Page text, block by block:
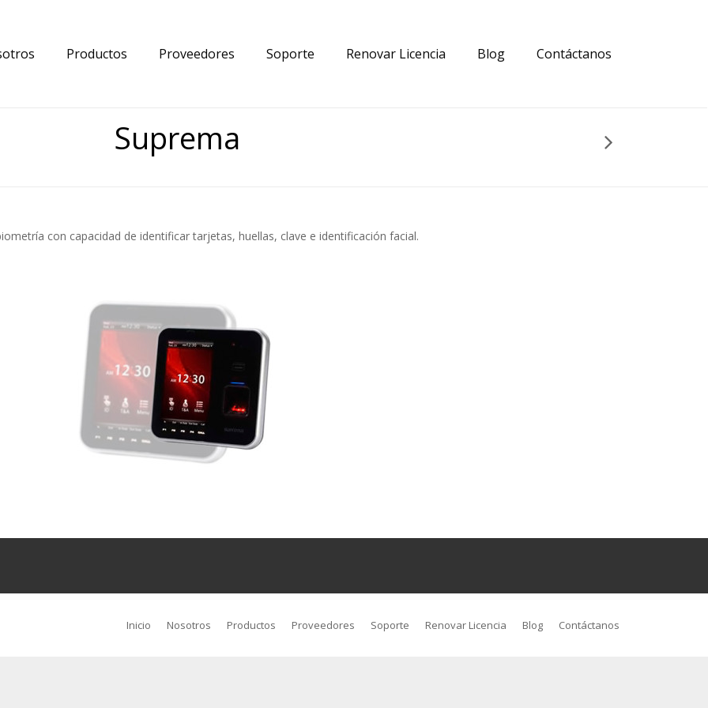
Productos Proveedores Soporte Renovar Licencia Blog Contáctanos
Suprema
con capacidad de identificar tarjetas, huellas, clave e identificación facial.
Inicio Nosotros Productos Proveedores Soporte Renovar Licencia Blog Contáctanos